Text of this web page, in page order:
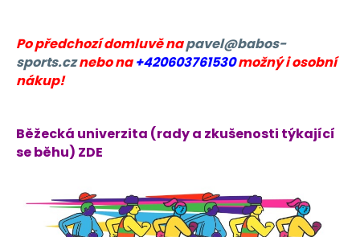
Po předchozí domluvě napavel@babos-
sports.cznebo na+420603761530možný i osobní
nákup!
Běžecká univerzita (rady a zkušenosti týkající
se běhu) ZDE
BUNDA
RONHILL
EVERYDAY
JACKET
Původně:
1
200